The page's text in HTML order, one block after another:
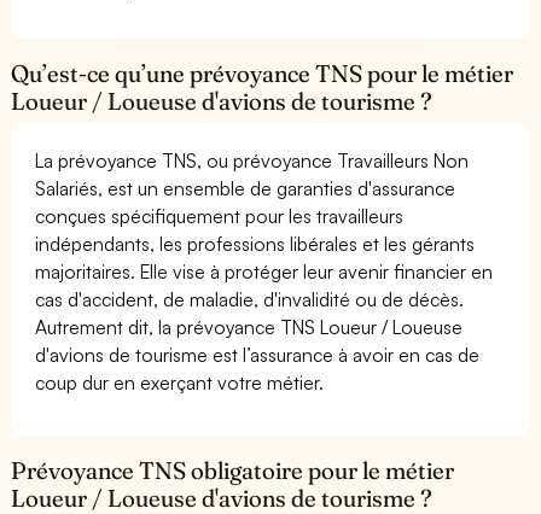
Qu’est-ce qu’une prévoyance TNS pour le métier
Loueur / Loueuse d'avions de tourisme ?
La prévoyance TNS, ou prévoyance Travailleurs Non
Salariés, est un ensemble de garanties d'assurance
conçues spécifiquement pour les travailleurs
indépendants, les professions libérales et les gérants
majoritaires. Elle vise à protéger leur avenir financier en
cas d'accident, de maladie, d'invalidité ou de décès.
Autrement dit, la prévoyance TNS Loueur / Loueuse
d'avions de tourisme est l’assurance à avoir en cas de
coup dur en exerçant votre métier.
Prévoyance TNS obligatoire pour le métier
Loueur / Loueuse d'avions de tourisme ?